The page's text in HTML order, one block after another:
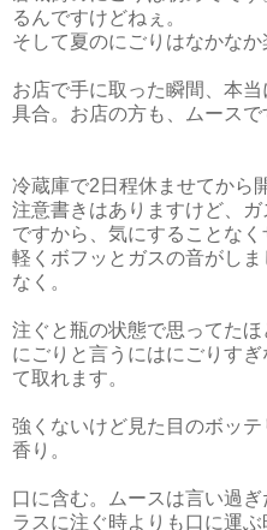
るんですけどねぇ。
そして夏のにごりはなかなか
お店で手に取った瞬間、本
具合。お店の方も、ムースで
冷蔵庫で2日程休ませてから
注意書きはありますけど、
ですから、気にすることなく
軽くボフッとガスの音がし
なく。
注ぐと瓶の状態で思ってたほ
にごりと言うにはにごりす
て取れます。
強くないけど見た目のボッ
香り。
口に含む。ムースは言い過
ラスに注ぐ時よりも口に運ぶ